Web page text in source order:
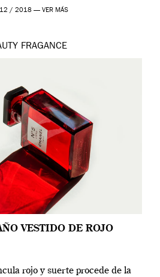
Estos días ha […]
/ 2018 — VER MÁS
FRAGANCE
VESTIDO DE ROJO
rojo y suerte procede de la